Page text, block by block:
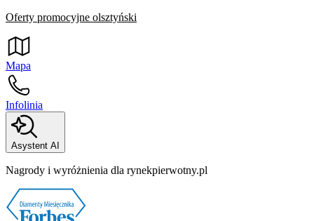
Oferty promocyjne olsztyński
Mapa
Infolinia
Asystent AI
Nagrody i wyróżnienia dla rynekpierwotny.pl